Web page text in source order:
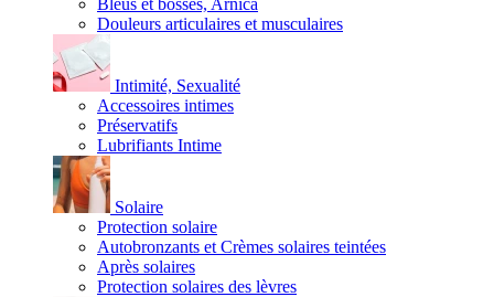
Bleus et bosses, Arnica
Douleurs articulaires et musculaires
Intimité, Sexualité
Accessoires intimes
Préservatifs
Lubrifiants Intime
Solaire
Protection solaire
Autobronzants et Crèmes solaires teintées
Après solaires
Protection solaires des lèvres